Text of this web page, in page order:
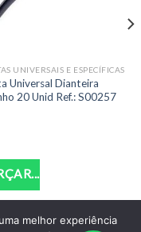
UNIVERSAIS E ESPECÍFICAS
Universal Dianteira
20 Unid Ref.: S00257
melhor experiência